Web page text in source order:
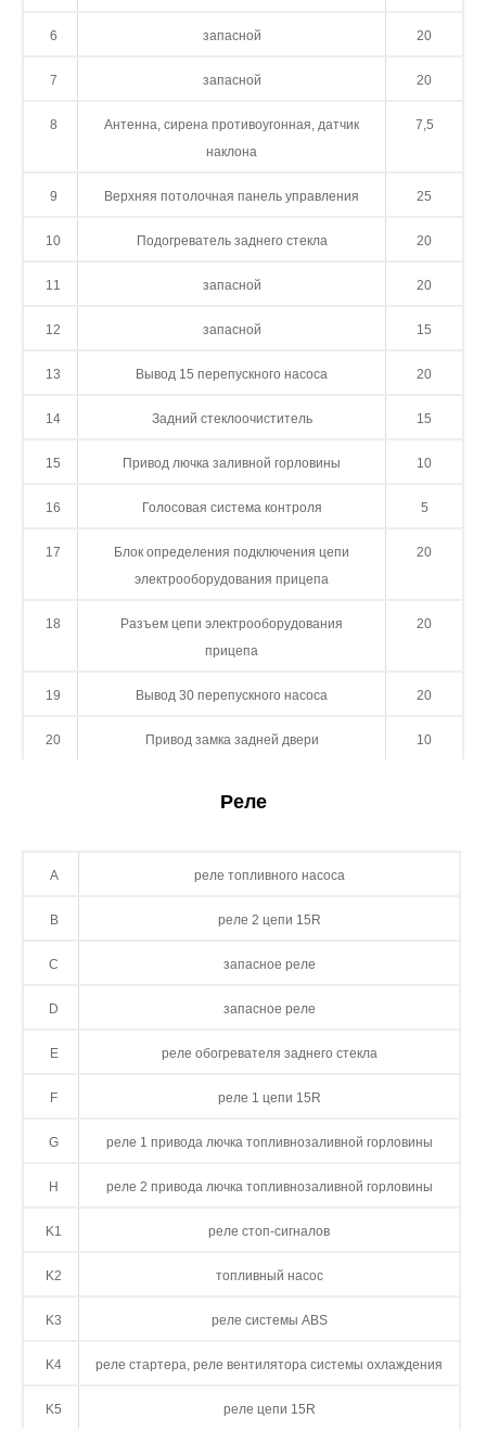
6 запасной 20
7 запасной 20
8
Антенна, сирена противоугонная, датчик
наклона
7,5
9 Верхняя потолочная панель управления 25
10 Подогреватель заднего стекла 20
11 запасной 20
12 запасной 15
13 Вывод 15 перепускного насоса 20
14 Задний стеклоочиститель 15
15 Привод лючка заливной горловины 10
16 Голосовая система контроля 5
17
Блок определения подключения цепи
электрооборудования прицепа
20
18
Разъем цепи электрооборудования
прицепа
20
19 Вывод 30 перепускного насоса 20
20 Привод замка задней двери 10
Реле
A реле топливного насоса
B реле 2 цепи 15R
C запасное реле
D запасное реле
E реле обогревателя заднего стекла
F реле 1 цепи 15R
G реле 1 привода лючка топливнозаливной горловины
H реле 2 привода лючка топливнозаливной горловины
K1 реле стоп-сигналов
K2 топливный насос
K3 реле системы ABS
K4 реле стартера, реле вентилятора системы охлаждения
K5 реле цепи 15R